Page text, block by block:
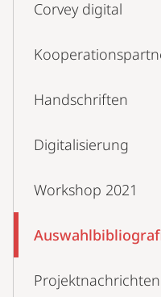
Corvey digital
Handschriften
Digitalisierung
Workshop 2021